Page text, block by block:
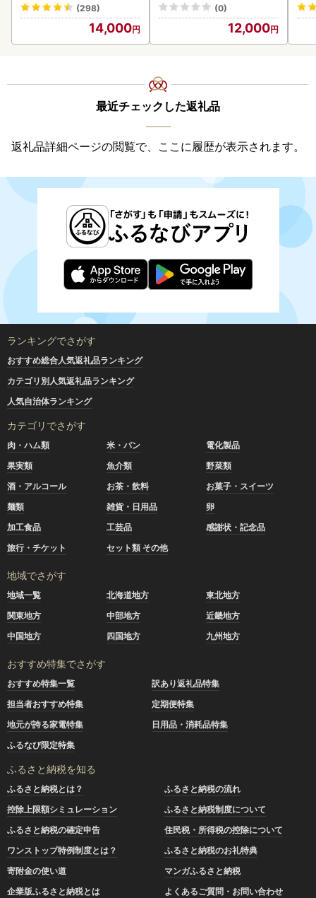
(298)
14,000
(0)
12,000
最近チェックした返礼品
返礼品詳細ページの閲覧で、ここに履歴が表示されます。
ランキングでさがす
おすすめ総合人気返礼品ランキング
カテゴリ別人気返礼品ランキング
人気自治体ランキング
カテゴリでさがす
肉・ハム類 米・パン
電化製品
果実類
魚介類
野菜類
酒・アルコール
お茶・飲料
お菓子・スイーツ
麺類
雑貨・日用品
卵
加工食品
工芸品
感謝状・記念品
旅行・チケット
セット類 その他
地域でさがす
地域一覧 北海道地方
東北地方
関東地方
中部地方
近畿地方
中国地方
四国地方 九州地方
おすすめ特集でさがす
おすすめ特集一覧
訳あり返礼品特集
担当者おすすめ特集
定期便特集
地元が誇る家電特集
日用品・消耗品特集
ふるなび限定特集
ふるさと納税を知る
ふるさと納税とは？
ふるさと納税の流れ
控除上限額シミュレーション
ふるさと納税制度について
ふるさと納税の確定申告
住民税・所得税の控除について
ワンストップ特例制度とは？
ふるさと納税のお礼特典
寄附金の使い道
マンガふるさと納税
企業版ふるさと納税とは
よくあるご質問・お問い合わせ